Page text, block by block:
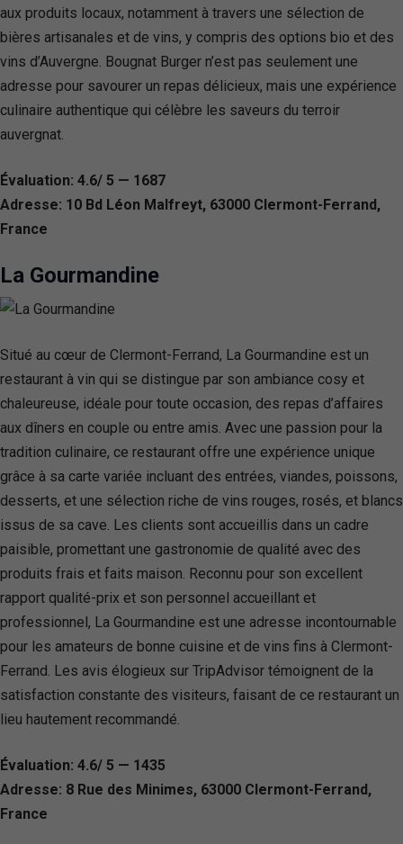
aux produits locaux, notamment à travers une sélection de
bières artisanales et de vins, y compris des options bio et des
vins d’Auvergne. Bougnat Burger n’est pas seulement une
adresse pour savourer un repas délicieux, mais une expérience
culinaire authentique qui célèbre les saveurs du terroir
auvergnat.
Évaluation: 4.6/ 5 — 1687
Adresse: 10 Bd Léon Malfreyt, 63000 Clermont-Ferrand,
France
La Gourmandine
Situé au cœur de Clermont-Ferrand, La Gourmandine est un
restaurant à vin qui se distingue par son ambiance cosy et
chaleureuse, idéale pour toute occasion, des repas d’affaires
aux dîners en couple ou entre amis. Avec une passion pour la
tradition culinaire, ce restaurant offre une expérience unique
grâce à sa carte variée incluant des entrées, viandes, poissons,
desserts, et une sélection riche de vins rouges, rosés, et blancs
issus de sa cave. Les clients sont accueillis dans un cadre
paisible, promettant une gastronomie de qualité avec des
produits frais et faits maison. Reconnu pour son excellent
rapport qualité-prix et son personnel accueillant et
professionnel, La Gourmandine est une adresse incontournable
pour les amateurs de bonne cuisine et de vins fins à Clermont-
Ferrand. Les avis élogieux sur TripAdvisor témoignent de la
satisfaction constante des visiteurs, faisant de ce restaurant un
lieu hautement recommandé.
Évaluation: 4.6/ 5 — 1435
Adresse: 8 Rue des Minimes, 63000 Clermont-Ferrand,
France